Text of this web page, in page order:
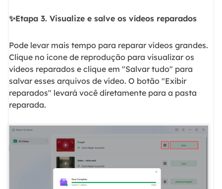
✨Etapa 3. Visualize e salve os vídeos reparados
Pode levar mais tempo para reparar vídeos grandes.
Clique no ícone de reprodução para visualizar os
vídeos reparados e clique em "Salvar tudo" para
salvar esses arquivos de vídeo. O botão "Exibir
reparados" levará você diretamente para a pasta
reparada.